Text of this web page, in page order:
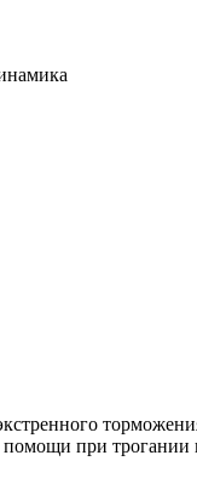
помощи при трогании